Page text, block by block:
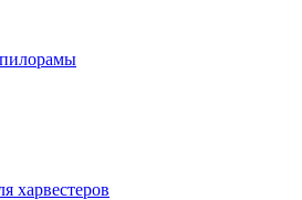
харвестеров